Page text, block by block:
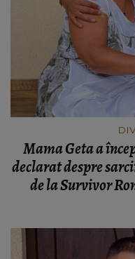
Mama Geta a
declarat despre
de la Survivor